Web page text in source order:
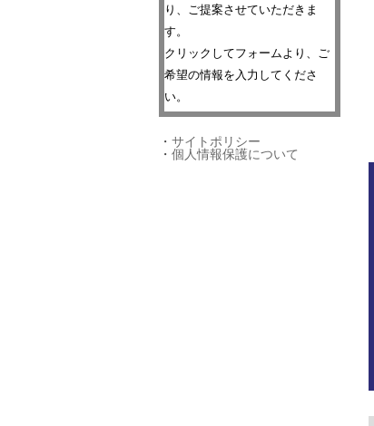
り、ご提案させていただきま
す。
クリックしてフォームより、ご
希望の情報を入力してくださ
い。
・ サイトポリシー
・ 個人情報保護について